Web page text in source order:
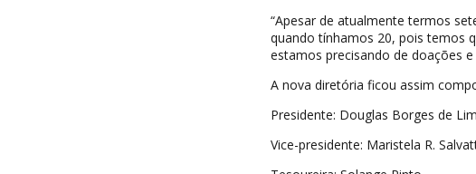
“Apesar de atualmente termos
quando tínhamos 20, pois temos
estamos precisando de doações
A nova diretória ficou assim
Presidente: Douglas Borges de
Vice-presidente: Maristela R.